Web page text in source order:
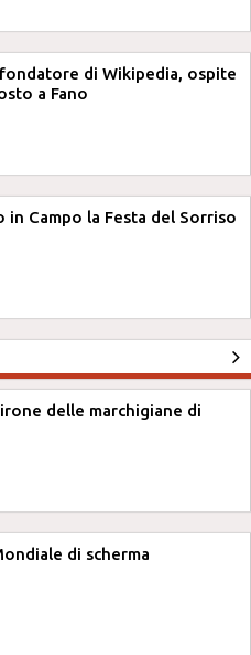
di Wikipedia, ospite
a Fano
in Campo la Festa del Sorriso
delle marchigiane di
di scherma